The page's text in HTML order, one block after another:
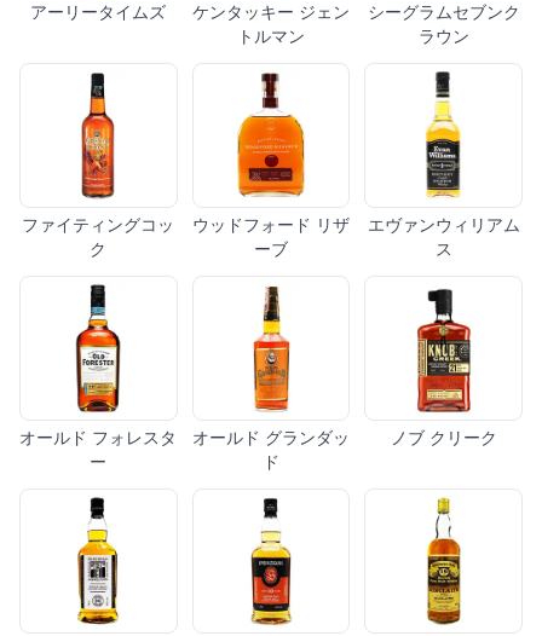
アーリータイムズ
ケンタッキー ジェン
トルマン
シーグラムセブンク
ラウン
ファイティングコッ
ク
ウッドフォード リザ
ーブ
エヴァンウィリアム
ス
オールド フォレスタ
ー
オールド グランダッ
ド
ノブ クリーク